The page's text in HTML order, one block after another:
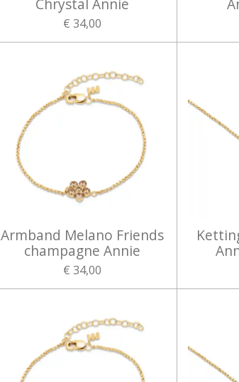
€ 34,00
Armband Melano Friends
champagne Annie
€ 34,00